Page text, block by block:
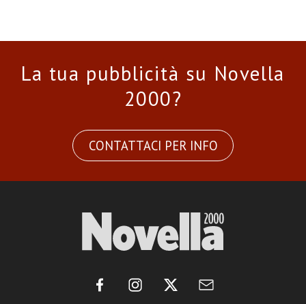
La tua pubblicità su Novella
2000?
CONTATTACI PER INFO